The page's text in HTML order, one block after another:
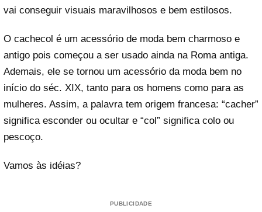
vai conseguir visuais maravilhosos e bem estilosos.
O cachecol é um acessório de moda bem charmoso e
antigo pois começou a ser usado ainda na Roma antiga.
Ademais, ele se tornou um acessório da moda bem no
início do séc. XIX, tanto para os homens como para as
mulheres. Assim, a palavra tem origem francesa: “cacher”
significa esconder ou ocultar e “col” significa colo ou
pescoço.
Vamos às idéias?
PUBLICIDADE